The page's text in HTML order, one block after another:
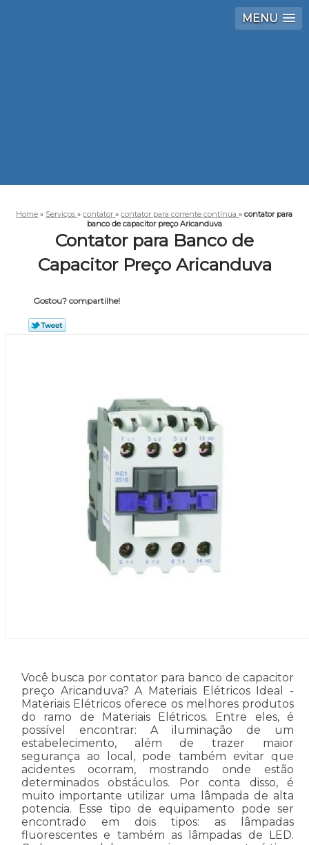
MENU
Home » Serviços»contator»contator para corrente contínua»contator para
banco de capacitor preço Aricanduva
Contator para Banco de
Capacitor Preço Aricanduva
Gostou? compartilhe!
Você busca por contator para banco de capacitor
preço Aricanduva? A Materiais Elétricos Ideal -
Materiais Elétricos oferece os melhores produtos
do ramo de Materiais Elétricos. Entre eles, é
possível encontrar: A iluminação de um
estabelecimento, além de trazer maior
segurança ao local, pode também evitar que
acidentes ocorram, mostrando onde estão
determinados obstáculos. Por conta disso, é
muito importante utilizar uma lâmpada de alta
potencia. Esse tipo de equipamento pode ser
encontrado em dois tipos: as lâmpadas
fluorescentes e também as lâmpadas de LED.